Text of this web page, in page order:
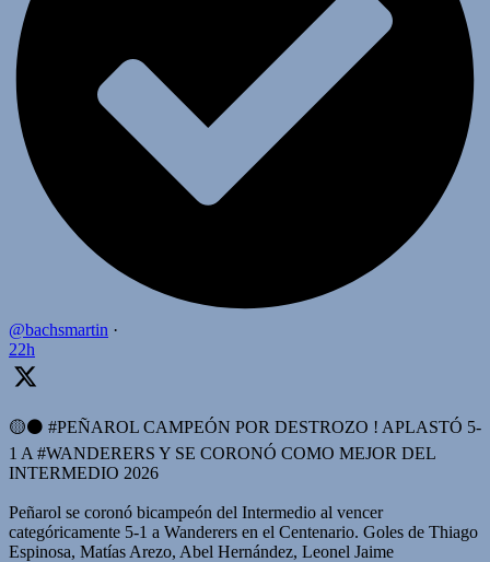
@bachsmartin ·
22h
🟡⚫️ #PEÑAROL CAMPEÓN POR DESTROZO ! APLASTÓ 5-
1 A #WANDERERS Y SE CORONÓ COMO MEJOR DEL
INTERMEDIO 2026
Peñarol se coronó bicampeón del Intermedio al vencer
categóricamente 5-1 a Wanderers en el Centenario. Goles de Thiago
Espinosa, Matías Arezo, Abel Hernández, Leonel Jaime